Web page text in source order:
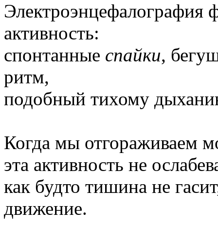
Электроэнцефалография
активность:
спонтанные спайки,
ритм,
подобный тихому
Когда мы отгораживаем
эта активность не
как будто тишина не
движение.